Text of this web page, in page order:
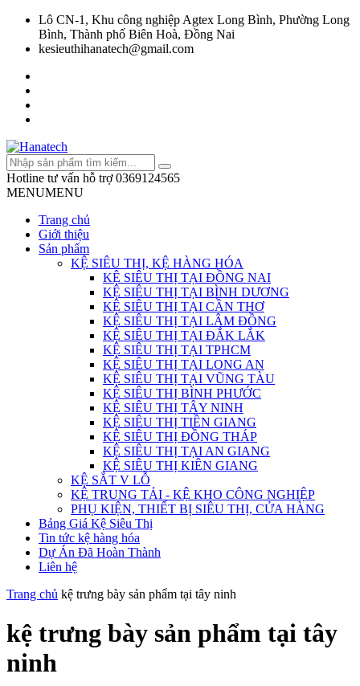
Lô CN-1, Khu công nghiệp Agtex Long Bình, Phường Long
Bình, Thành phố Biên Hoà, Đồng Nai
kesieuthihanatech@gmail.com
Hotline tư vấn hỗ trợ 0369124565
MENUMENU
Trang chủ
Giới thiệu
Sản phẩm
KỆ SIÊU THỊ, KỆ HÀNG HÓA
KỆ SIÊU THỊ TẠI ĐỒNG NAI
KỆ SIÊU THỊ TẠI BÌNH DƯƠNG
KỆ SIÊU THỊ TẠI CẦN THƠ
KỆ SIÊU THỊ TẠI LÂM ĐỒNG
KỆ SIÊU THỊ TẠI ĐẮK LẮK
KỆ SIÊU THỊ TẠI TPHCM
KỆ SIÊU THỊ TẠI LONG AN
KỆ SIÊU THỊ TẠI VŨNG TÀU
KỆ SIÊU THỊ BÌNH PHƯỚC
KỆ SIÊU THỊ TÂY NINH
KỆ SIÊU THỊ TIỀN GIANG
KỆ SIÊU THỊ ĐỒNG THÁP
KỆ SIÊU THỊ TẠI AN GIANG
KỆ SIÊU THỊ KIÊN GIANG
KỆ SẮT V LỖ
KỆ TRUNG TẢI - KỆ KHO CÔNG NGHIỆP
PHỤ KIỆN, THIẾT BỊ SIÊU THỊ, CỬA HÀNG
Bảng Giá Kệ Siêu Thị
Tin tức kệ hàng hóa
Dự Án Đã Hoàn Thành
Liên hệ
Trang chủ kệ trưng bày sản phẩm tại tây ninh
kệ trưng bày sản phẩm tại tây
ninh